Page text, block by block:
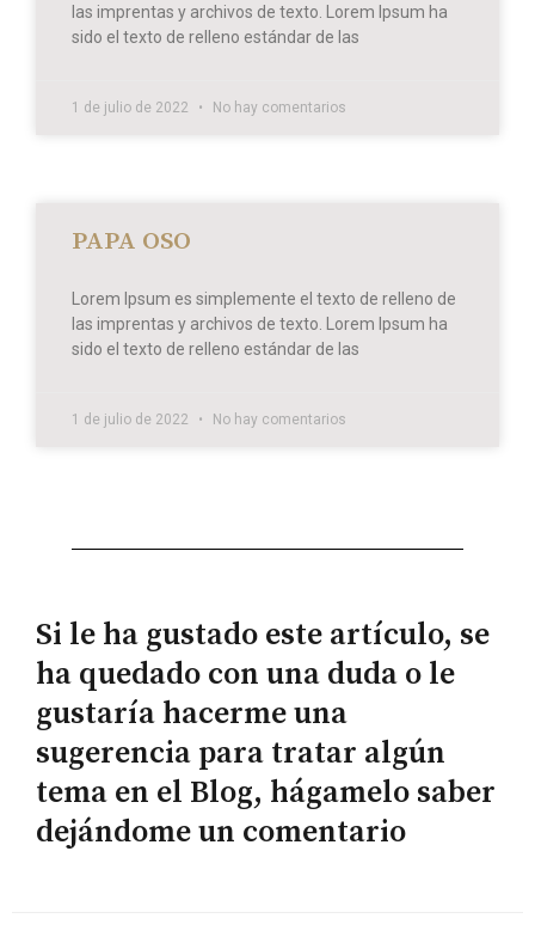
las imprentas y archivos de texto. Lorem Ipsum ha
sido el texto de relleno estándar de las
1 de julio de 2022 No hay comentarios
PAPA OSO
Lorem Ipsum es simplemente el texto de relleno de
las imprentas y archivos de texto. Lorem Ipsum ha
sido el texto de relleno estándar de las
1 de julio de 2022 No hay comentarios
Si le ha gustado este artículo, se
ha quedado con una duda o le
gustaría hacerme una
sugerencia para tratar algún
tema en el Blog, hágamelo saber
dejándome un comentario